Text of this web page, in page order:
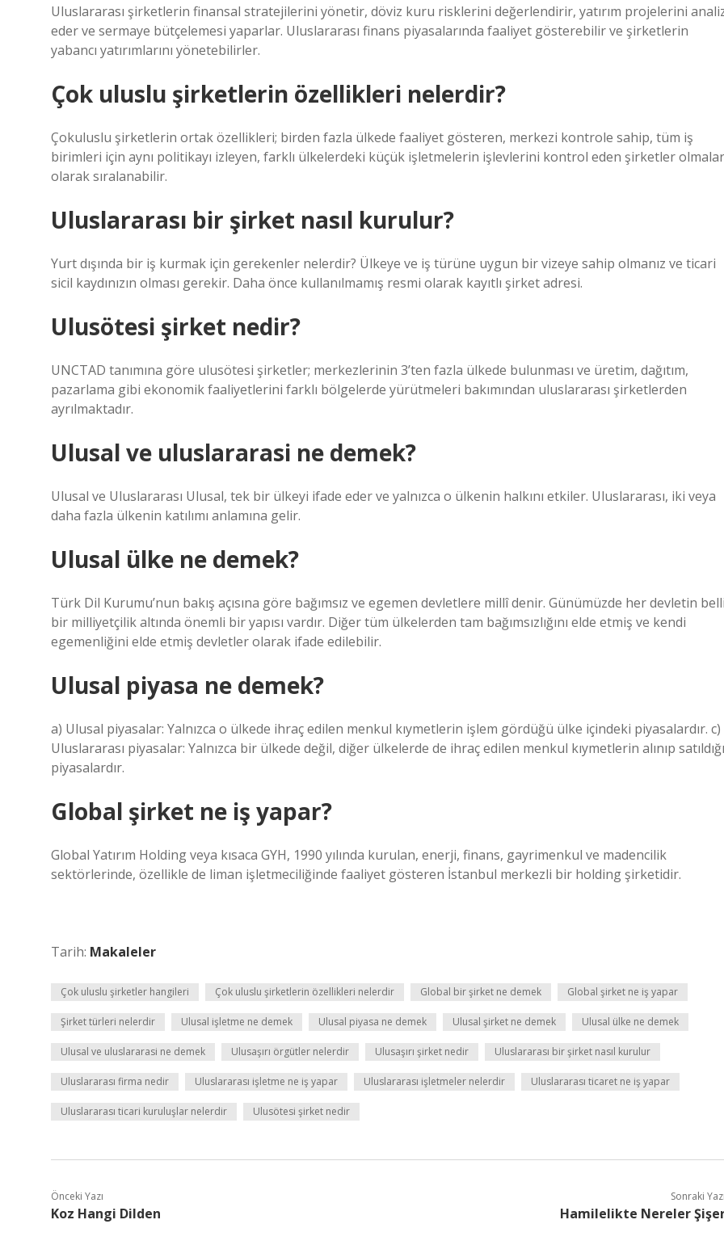
Uluslararası şirketlerin finansal stratejilerini yönetir, döviz kuru risklerini değerlendirir, yatırım projelerini
eder ve sermaye bütçelemesi yaparlar. Uluslararası finans piyasalarında faaliyet gösterebilir ve şirketlerin
yabancı yatırımlarını yönetebilirler.
Çok uluslu şirketlerin özellikleri nelerdir?
Çokuluslu şirketlerin ortak özellikleri; birden fazla ülkede faaliyet gösteren, merkezi kontrole sahip, tüm iş
birimleri için aynı politikayı izleyen, farklı ülkelerdeki küçük işletmelerin işlevlerini kontrol eden şirketler
olarak sıralanabilir.
Uluslararası bir şirket nasıl kurulur?
Yurt dışında bir iş kurmak için gerekenler nelerdir? Ülkeye ve iş türüne uygun bir vizeye sahip olmanız ve ticari
sicil kaydınızın olması gerekir. Daha önce kullanılmamış resmi olarak kayıtlı şirket adresi.
Ulusötesi şirket nedir?
UNCTAD tanımına göre ulusötesi şirketler; merkezlerinin 3’ten fazla ülkede bulunması ve üretim, dağıtım,
pazarlama gibi ekonomik faaliyetlerini farklı bölgelerde yürütmeleri bakımından uluslararası şirketlerden
ayrılmaktadır.
Ulusal ve uluslararasi ne demek?
Ulusal ve Uluslararası Ulusal, tek bir ülkeyi ifade eder ve yalnızca o ülkenin halkını etkiler. Uluslararası, iki veya
daha fazla ülkenin katılımı anlamına gelir.
Ulusal ülke ne demek?
Türk Dil Kurumu’nun bakış açısına göre bağımsız ve egemen devletlere millî denir. Günümüzde her devletin belli
bir milliyetçilik altında önemli bir yapısı vardır. Diğer tüm ülkelerden tam bağımsızlığını elde etmiş ve kendi
egemenliğini elde etmiş devletler olarak ifade edilebilir.
Ulusal piyasa ne demek?
a) Ulusal piyasalar: Yalnızca o ülkede ihraç edilen menkul kıymetlerin işlem gördüğü ülke içindeki piyasalardır. c)
Uluslararası piyasalar: Yalnızca bir ülkede değil, diğer ülkelerde de ihraç edilen menkul kıymetlerin alınıp satıldığı
piyasalardır.
Global şirket ne iş yapar?
Global Yatırım Holding veya kısaca GYH, 1990 yılında kurulan, enerji, finans, gayrimenkul ve madencilik
sektörlerinde, özellikle de liman işletmeciliğinde faaliyet gösteren İstanbul merkezli bir holding şirketidir.
Tarih: Makaleler
Çok uluslu şirketler hangileri Çok uluslu şirketlerin özellikleri nelerdir Global bir şirket ne demek Global şirket ne iş yapar
Şirket türleri nelerdir Ulusal işletme ne demek Ulusal piyasa ne demek Ulusal şirket ne demek Ulusal ülke ne demek
Ulusal ve uluslararasi ne demek Ulusaşırı örgütler nelerdir Ulusaşırı şirket nedir Uluslararası bir şirket nasıl kurulur
Uluslararası firma nedir Uluslararası işletme ne iş yapar Uluslararası işletmeler nelerdir Uluslararası ticaret ne iş yapar
Uluslararası ticari kuruluşlar nelerdir Ulusötesi şirket nedir
Önceki Yazı
Koz Hangi Dilden
Sonraki Yazı
Hamilelikte Nereler